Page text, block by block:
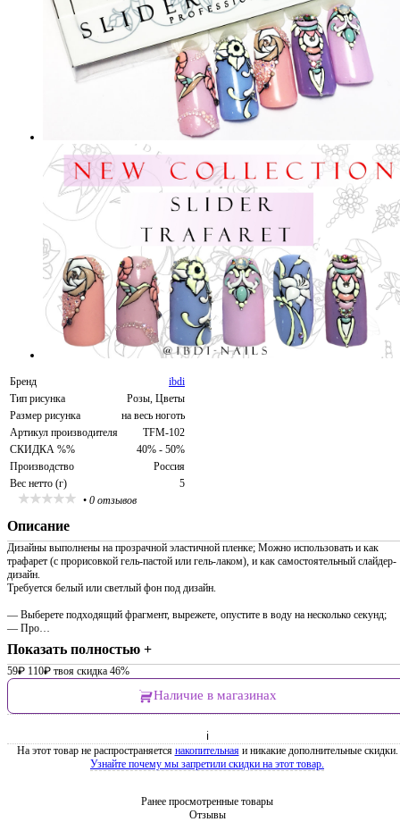
Бренд
ibdi
Тип рисунка
Розы, Цветы
Размер рисунка
на весь ноготь
Артикул производителя
TFM-102
СКИДКА %%
40% - 50%
Производство
Россия
Вес нетто (г)
5
• 0 отзывов
Описание
Дизайны выполнены на прозрачной эластичной пленке; Можно использовать и как
трафарет (с прорисовкой гель-пастой или гель-лаком), и как самостоятельный слайдер-
дизайн.
Требуется белый или светлый фон под дизайн.
— Выберете подходящий фрагмент, вырежете, опустите в воду на несколько секунд;
— Про…
Показать полностью +
59₽ 110₽ твоя скидка 46%
Наличие в магазинах
ℹ
На этот товар не распространяется накопительнаяи никакие дополнительные скидки.
Узнайте почему мы запретили скидки на этот товар.
Ранее просмотренные товары
Отзывы